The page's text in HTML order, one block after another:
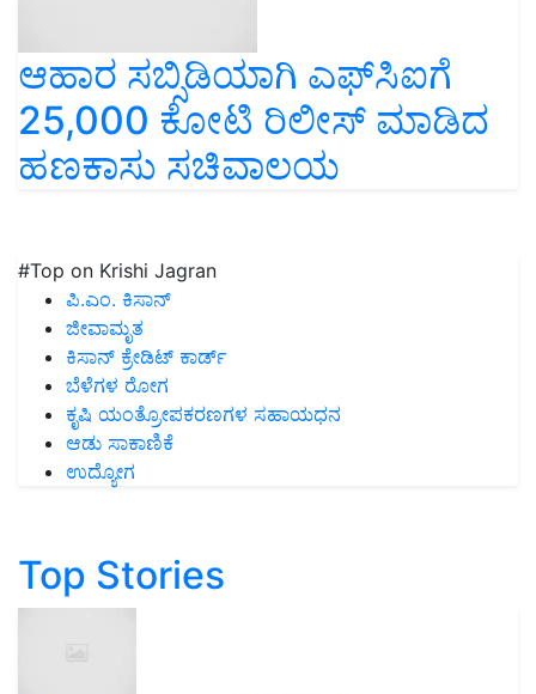
ಆಹಾರ ಸಬ್ಸಿಡಿಯಾಗಿ ಎಫ್‌ಸಿಐಗೆ
25,000 ಕೋಟಿ ರಿಲೀಸ್‌ ಮಾಡಿದ
ಹಣಕಾಸು ಸಚಿವಾಲಯ
#Top on Krishi Jagran
ಪಿ.ಎಂ. ಕಿಸಾನ್
ಜೀವಾಮೃತ
ಕಿಸಾನ್ ಕ್ರೇಡಿಟ್ ಕಾರ್ಡ್
ಬೆಳೆಗಳ ರೋಗ
ಕೃಷಿ ಯಂತ್ರೋಪಕರಣಗಳ ಸಹಾಯಧನ
ಆಡು ಸಾಕಾಣಿಕೆ
ಉದ್ಯೋಗ
Top Stories